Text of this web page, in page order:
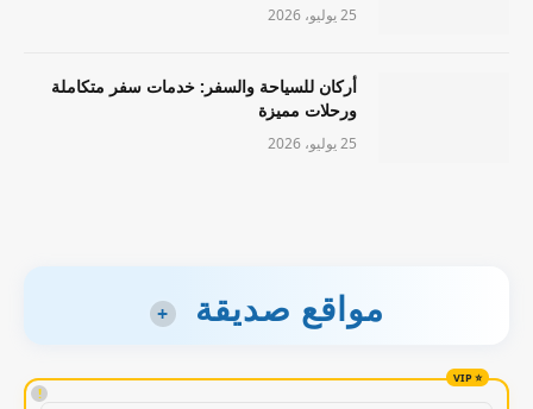
25 يوليو، 2026
أركان للسياحة والسفر: خدمات سفر متكاملة
ورحلات مميزة
25 يوليو، 2026
مواقع صديقة +
!